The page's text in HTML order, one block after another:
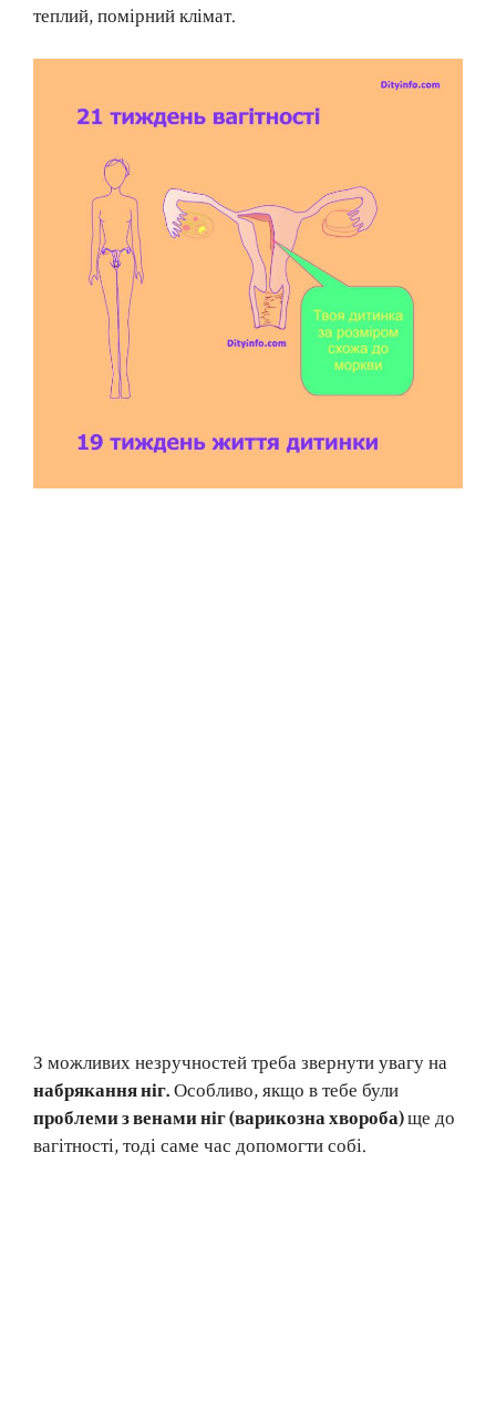
теплий, помірний клімат.
З можливих незручностей треба звернути увагу на
набрякання ніг.Особливо, якщо в тебе були
проблеми з венами ніг (варикозна хвороба)ще до
вагітності, тоді саме час допомогти собі.